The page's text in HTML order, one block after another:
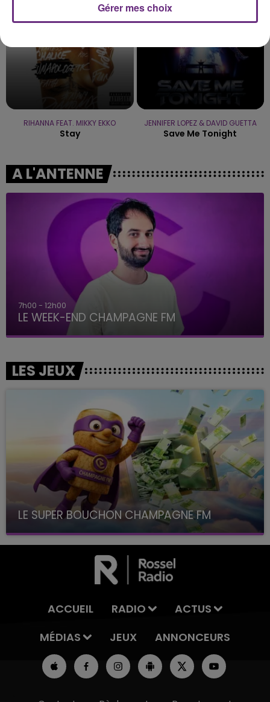
RIHANNA FEAT. MIKKY EKKO
Stay
JENNIFER LOPEZ & DAVID GUETTA
Save Me Tonight
A L'ANTENNE
7h00 - 12h00
LE WEEK-END CHAMPAGNE FM
LES JEUX
LE SUPER BOUCHON CHAMPAGNE FM
avec La Famille Champagne FM, à 8H10
ACCUEIL RADIO
ACTUS
MÉDIAS
JEUX ANNONCEURS
Gérer mes choix